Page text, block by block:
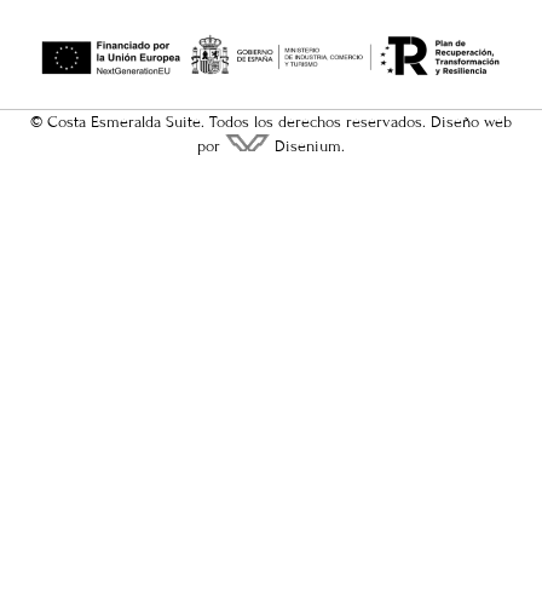
© Costa Esmeralda Suite. Todos los derechos reservados. Diseño web
por
Disenium.